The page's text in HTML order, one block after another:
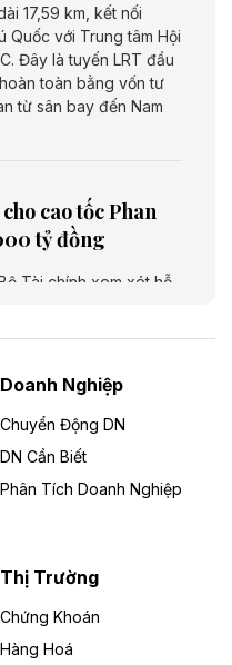
17,59 km, kết nối
Quốc với Trung tâm Hội
Đây là tuyến LRT đầu
toàn bằng vốn tư
từ sân bay đến Nam
cao tốc Phan
tỷ đồng
Tài chính xem xét hỗ
km, tổng mức đầu
trương đầu tư Dự
thôn vốn 563 tỷ
trương đầu tư Dự
tư. Dự án rộng 30,745
người, nhằm hình
Doanh Nghiệp
Chuyển Động DN
DN Cần Biết
Phân Tích Doanh Nghiệp
Thị Trường
Chứng Khoán
Hàng Hoá